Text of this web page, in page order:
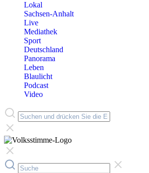
Lokal
Sachsen-Anhalt
Live
Mediathek
Sport
Deutschland
Panorama
Leben
Blaulicht
Podcast
Video